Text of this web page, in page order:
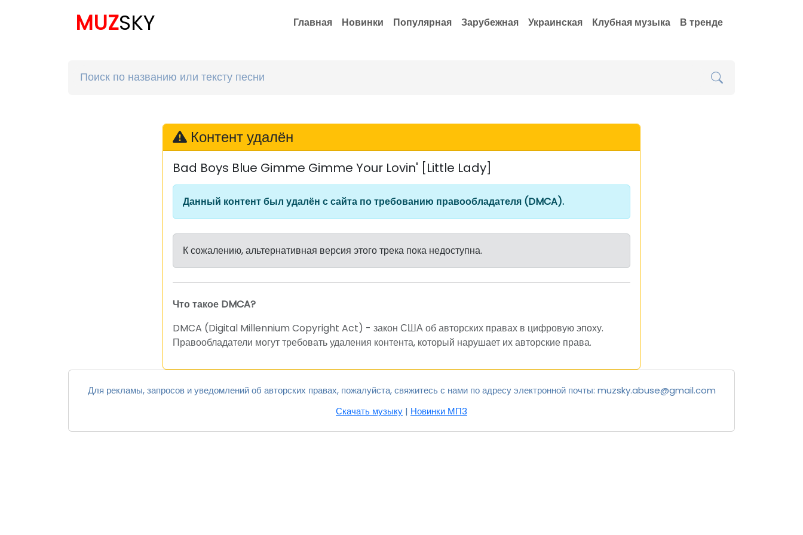
MUZSKY Главная Новинки Популярная Зарубежная Украинская Клубная музыка В тренде
Контент удалён
Bad Boys Blue Gimme Gimme Your Lovin' [Little Lady]
Данный контент был удалён с сайта по требованию правообладателя (DMCA).
К сожалению, альтернативная версия этого трека пока недоступна.
Что такое DMCA?
DMCA (Digital Millennium Copyright Act) - закон США об авторских правах в цифровую эпоху.
Правообладатели могут требовать удаления контента, который нарушает их авторские права.
Для рекламы, запросов и уведомлений об авторских правах, пожалуйста, свяжитесь с нами по адресу электронной почты: muzsky.abuse@gmail.com
Скачать музыку | Новинки МП3